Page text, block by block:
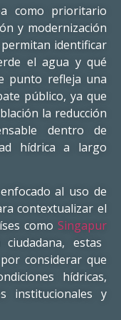
como prioritario
y modernización
identificar
el agua y qué
punto refleja una
público, ya que
la reducción
dentro de
hídrica a largo
al uso de
contextualizar el
como Singapur
estas
considerar que
hídricas,
institucionales y